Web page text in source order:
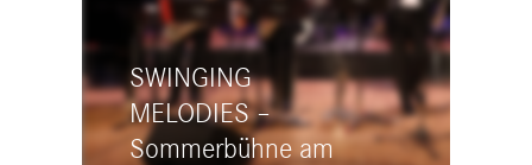
SWINGING
MELODIES –
Sommerbühne am